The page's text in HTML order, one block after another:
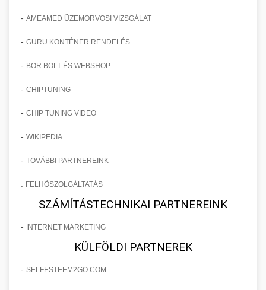
- AMEAMED ÜZEMORVOSI VIZSGÁLAT
- GURU KONTÉNER RENDELÉS
- BOR BOLT ÉS WEBSHOP
- CHIPTUNING
- CHIP TUNING VIDEO
- WIKIPEDIA
- TOVÁBBI PARTNEREINK
FELHŐSZOLGÁLTATÁS
SZÁMÍTÁSTECHNIKAI PARTNEREINK
- INTERNET MARKETING
KÜLFÖLDI PARTNEREK
- SELFESTEEM2GO.COM